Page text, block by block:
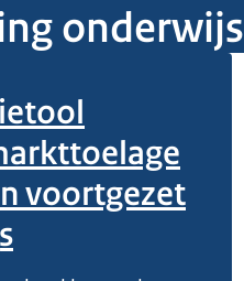
onderwijs
voortgezet